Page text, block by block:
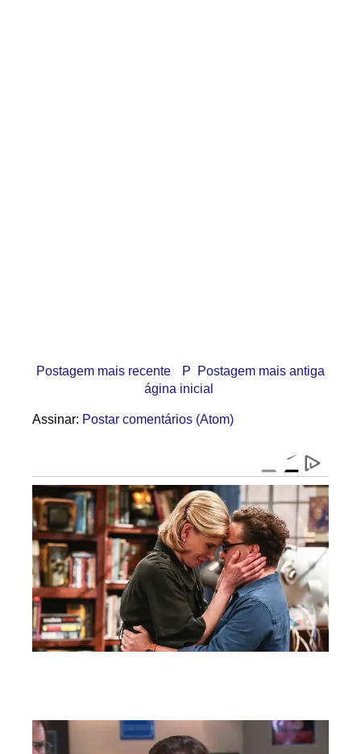
Postagem mais recente Postagem mais antiga
P
ágina inicial
Assinar: Postar comentários (Atom)